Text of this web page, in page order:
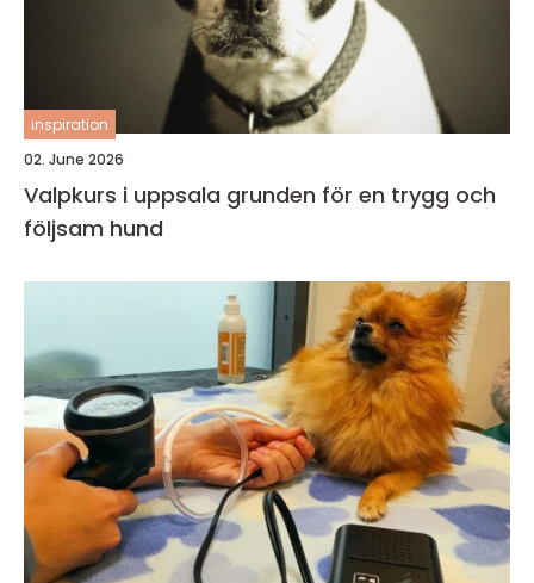
inspiration
02. June 2026
Valpkurs i uppsala grunden för en trygg och
följsam hund